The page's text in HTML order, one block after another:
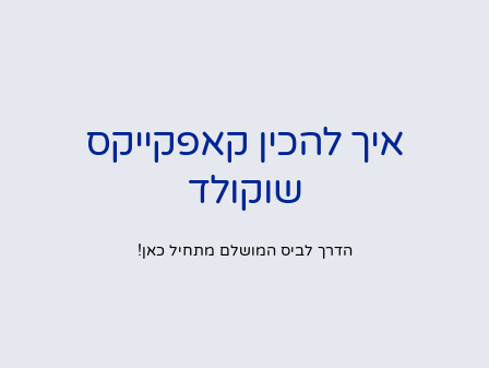
איך להכין קאפקייקס
שוקולד
הדרך לביס המושלם מתחיל כאן!